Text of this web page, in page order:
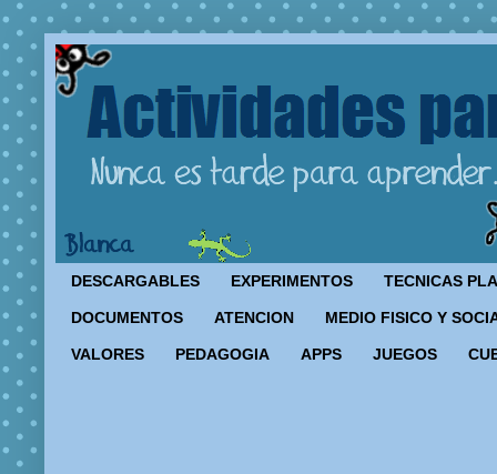
DESCARGABLES EXPERIMENTOS TECNICAS
DOCUMENTOS ATENCION MEDIO FISICO Y
VALORES PEDAGOGIA APPS JUEGOS